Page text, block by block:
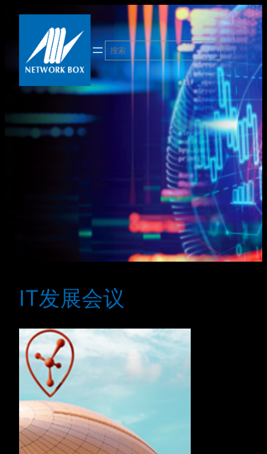
搜
索
IT发展会议